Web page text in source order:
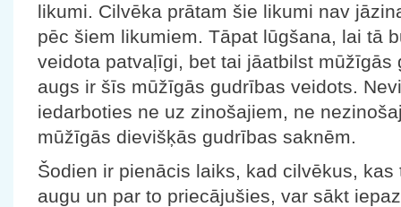
likumi. Cilvēka prātam šie likumi nav
pēc šiem likumiem. Tāpat lūgšana, lai tā
veidota patvaļīgi, bet tai jāatbilst mūžīgās
augs ir šīs mūžīgās gudrības veidots.
iedarboties ne uz zinošajiem, ne
mūžīgās dievišķās gudrības saknēm.
Šodien ir pienācis laiks, kad cilvēkus,
augu un par to priecājušies, var sākt